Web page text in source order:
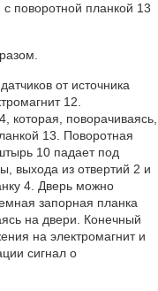
поворотной планкой 13
от источника
12.
которая, поворачиваясь,
13. Поворотная
10 падает под
выхода из отвертий 2 и
4. Дверь можно
запорная планка
на двери. Конечный
на электромагнит и
сигнал о